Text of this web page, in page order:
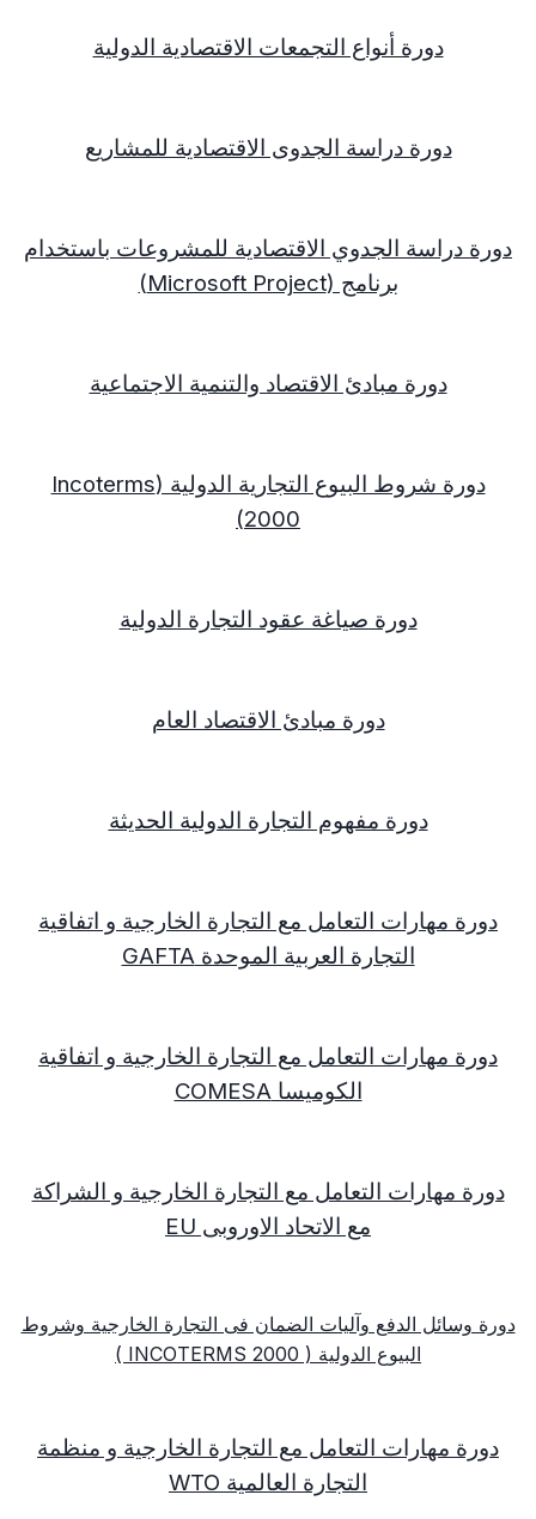
دورة أنواع التجمعات الاقتصادية الدولية
دورة دراسة الجدوى الاقتصادية للمشاريع
دورة دراسة الجدوي الاقتصادية للمشروعات باستخدام
برنامج (Microsoft Project
)
دورة مبادئ الاقتصاد والتنمية الاجتماعية
دورة شروط البيوع التجارية الدولية (Incoterms
2000
)
دورة صياغة عقود التجارة الدولية
دورة مبادئ الاقتصاد العام
دورة مفهوم التجارة الدولية الحديثة
دورة مهارات التعامل مع التجارة الخارجية و اتفاقية
التجارة العربية الموحدة GAFTA
دورة مهارات التعامل مع التجارة الخارجية و اتفاقية
الكوميسا COMESA
دورة مهارات التعامل مع التجارة الخارجية و الشراكة
مع الاتحاد الاوروبى EU
دورة وسائل الدفع وآليات الضمان فى التجارة الخارجية وشروط
البيوع الدولية ( INCOTERMS 2000
)
دورة مهارات التعامل مع التجارة الخارجية و منظمة
التجارة العالمية WTO